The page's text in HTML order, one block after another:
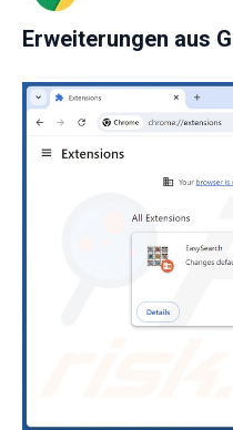
Erweiterungen aus